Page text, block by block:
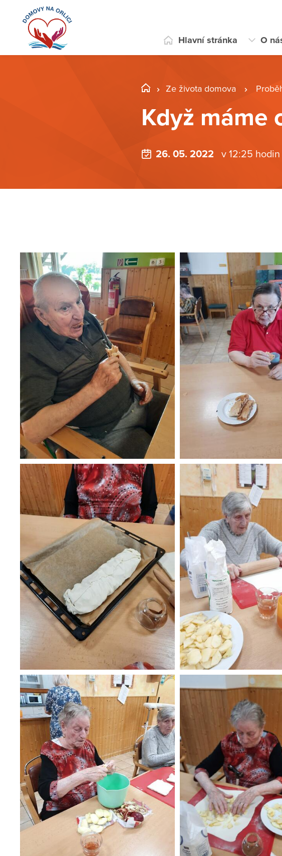
Hlavní stránka O
Ze života domova
Když máme
26. 05. 2022 v 12:25 hodin